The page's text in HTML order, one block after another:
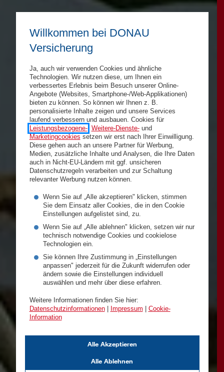
Willkommen bei DONAU
Versicherung
Ja, auch wir verwenden Cookies und ähnliche
Technologien. Wir nutzen diese, um Ihnen ein
verbessertes Erlebnis beim Besuch unserer Online-
Angebote (Websites, Smartphone-/Web-Applikationen)
bieten zu können. So können wir Ihnen z. B.
personalisierte Inhalte zeigen und unsere Services
laufend verbessern und ausbauen. Cookies für
Leistungsbezogene-, Weitere-Dienste-und
Marketingcookies setzen wir erst nach Ihrer Einwilligung.
Diese gehen auch an unsere Partner für Werbung,
Medien, zusätzliche Inhalte und Analysen, die Ihre Daten
auch in Nicht-EU-Ländern mit ggf. unsicheren
Datenschutzregeln verarbeiten und zur Schaltung
relevanter Werbung nutzen können.
Wenn Sie auf „Alle akzeptieren" klicken, stimmen
Sie dem Einsatz aller Cookies, die in den Cookie
Einstellungen aufgelistet sind, zu.
Wenn Sie auf „Alle ablehnen" klicken, setzen wir nur
technisch notwendige Cookies und cookielose
Technologien ein.
Sie können Ihre Zustimmung in „Einstellungen
anpassen" jederzeit für die Zukunft widerrufen oder
ändern sowie die Einstellungen individuell
auswählen und mehr über diese erfahren.
Weitere Informationen finden Sie hier:
Datenschutzinformationen| Impressum
Cookie-
Information
Alle Ablehnen
Alle Akzeptieren